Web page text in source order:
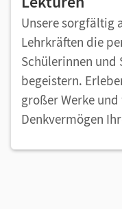
Unsere sorgfältig
Lehrkräften die
Schülerinnen und
begeistern.
großer Werke
Denkvermögen